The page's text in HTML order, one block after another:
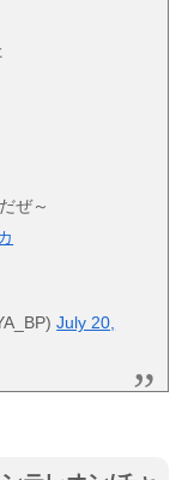
ぜ～
July 20,